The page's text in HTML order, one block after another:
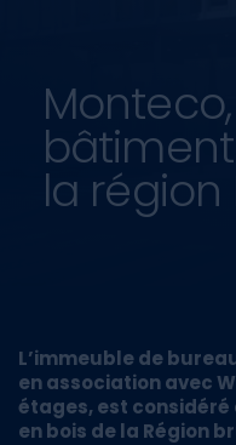
la région
L’immeuble de
en association avec
étages, est
en bois de la Région